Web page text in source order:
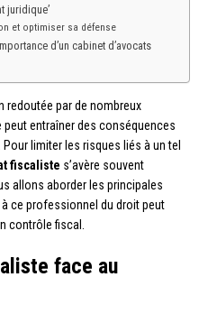
juridique’
et optimiser sa défense
d’un cabinet d’avocats
redoutée par de nombreux
entraîner des conséquences
limiter les risques liés à un tel
fiscaliste s’avère souvent
allons aborder les principales
ce professionnel du droit peut
contrôle fiscal.
face au